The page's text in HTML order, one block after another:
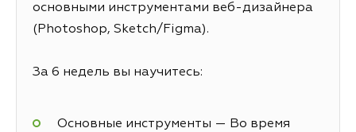
основными инструментами веб-дизайнера
(Photoshop, Sketch/Figma).
За 6 недель вы научитесь:
Основные инструменты — Во время